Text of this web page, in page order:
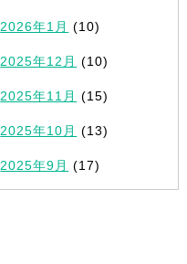
2026年1月 (10)
2025年12月 (10)
2025年11月 (15)
2025年10月 (13)
2025年9月 (17)